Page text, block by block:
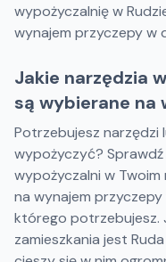
wypożyczalnię w
wynajem przyczepy w
Jakie narzędzia
są wybierane na
Potrzebujesz narzędzi
wypożyczyć?
wypożyczalni w Twoim
na wynajem przyczepy
którego potrzebujesz.
zamieszkania jest